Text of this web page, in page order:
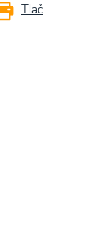
Tlač